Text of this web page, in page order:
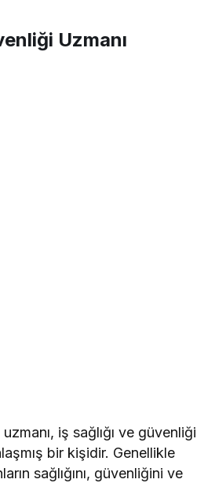
Uzmanı
iş sağlığı ve güvenliği
bir kişidir. Genellikle
sağlığını, güvenliğini ve